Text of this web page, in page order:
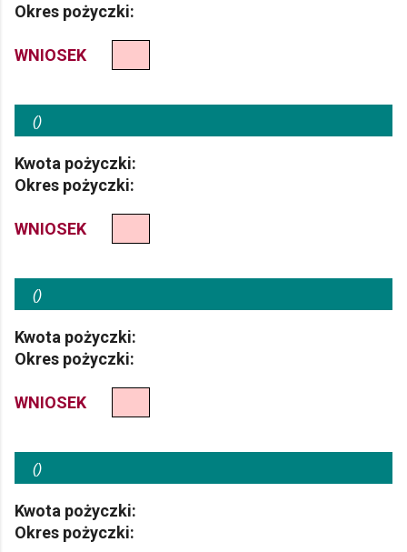
Okres pożyczki:
WNIOSEK
()
Kwota pożyczki:
Okres pożyczki:
WNIOSEK
()
Kwota pożyczki:
Okres pożyczki:
WNIOSEK
()
Kwota pożyczki:
Okres pożyczki: